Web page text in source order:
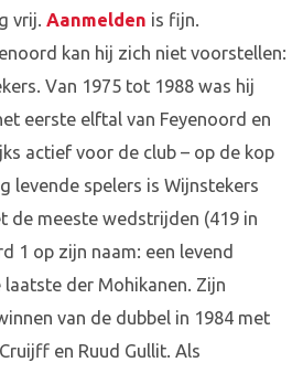
vrij. Aanmelden is fijn.
kan hij zich niet voorstellen:
Van 1975 tot 1988 was hij
eerste elftal van Feyenoord en
actief voor de club – op de kop
levende spelers is Wijnstekers
de meeste wedstrijden (419 in
1 op zijn naam: een levend
laatste der Mohikanen. Zijn
van de dubbel in 1984 met
en Ruud Gullit. Als